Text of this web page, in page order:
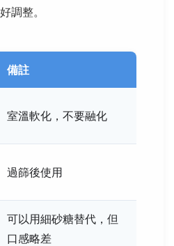
調整。
備註
室溫軟化，不要融化
過篩後使用
可以用細砂糖替代，但
口感略差